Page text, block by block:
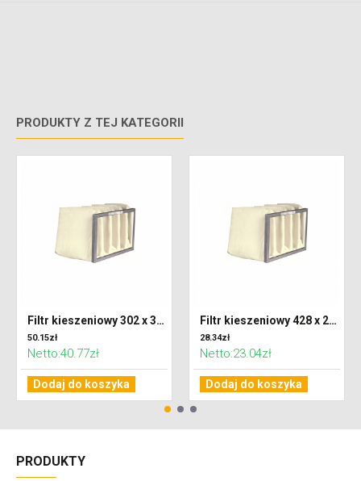
PRODUKTY Z TEJ KATEGORII
Filtr kieszeniowy 302 x 320 x 600 klasa F7 (ePM2,5)
50.15zł
Netto:40.77zł
Dodaj do koszyka
Filtr kieszeniowy 428 x 287 x 300 klasa G4 (Coarse 65%)
28.34zł
Netto:23.04zł
Dodaj do koszyka
PRODUKTY